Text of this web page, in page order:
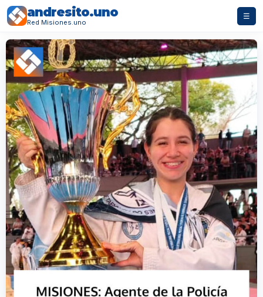
andresito.uno
Red Misiones.uno
☰